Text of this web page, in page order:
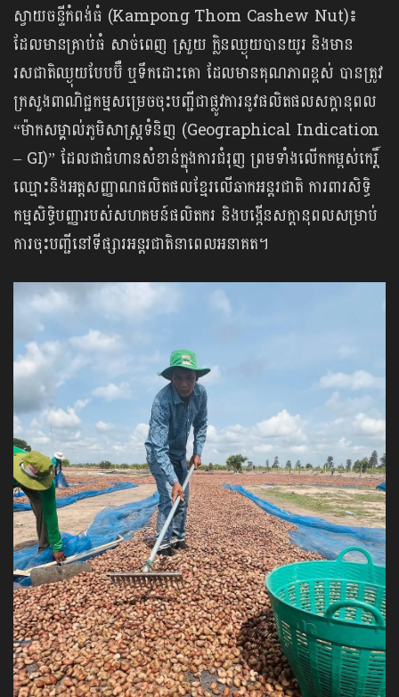
ស្វាយចន្ទីកំពង់ធំ (Kampong Thom Cashew Nut)៖
ដែលមានគ្រាប់ធំ សាច់ពេញ ស្រួយ ក្លិនឈ្ងុយបានយូរ និងមាន
រសជាតិឈ្ងុយបែបប៊ឺ ឬទឹកដោះគោ ដែលមានគុណភាពខ្ពស់ បានត្រូវ
ក្រសួងពាណិជ្ជកម្មសម្រេចចុះបញ្ជីជាផ្លូវការនូវផលិតផលសក្តានុពល
“ម៉ាកសម្គាល់ភូមិសាស្ត្រទំនិញ (Geographical Indication
– GI)” ដែលជាជំហានសំខាន់ក្នុងការជំរុញ ព្រមទាំងលើកកម្ពស់កេរ្តិ៍
ឈ្មោះនិងអត្តសញ្ញាណផលិតផលខ្មែរលើឆាកអន្តរជាតិ ការពារសិទ្ធិ
កម្មសិទ្ធិបញ្ញារបស់សហគមន៍ផលិតករ និងបង្កើនសក្តានុពលសម្រាប់
ការចុះបញ្ជីនៅទីផ្សារអន្តរជាតិនាពេលអនាគត។